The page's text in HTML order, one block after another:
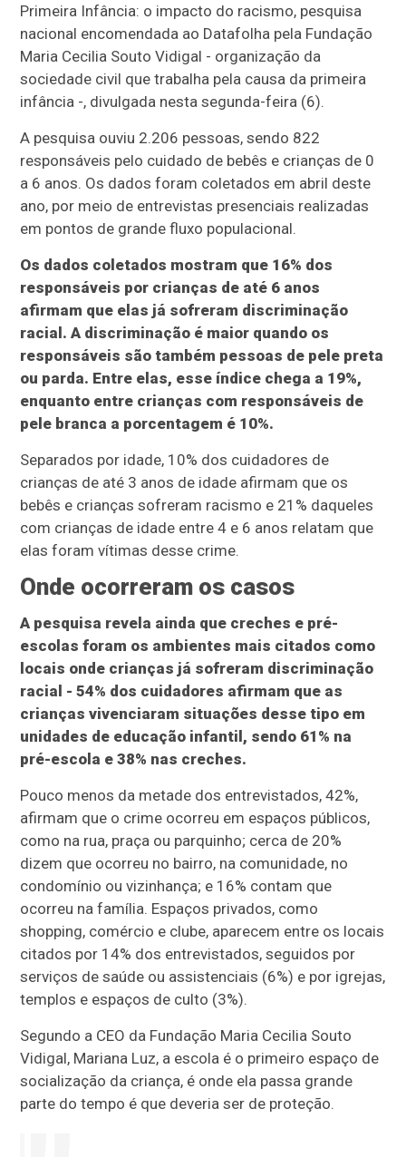
Primeira Infância: o impacto do racismo, pesquisa
nacional encomendada ao Datafolha pela Fundação
Maria Cecilia Souto Vidigal - organização da
sociedade civil que trabalha pela causa da primeira
infância -, divulgada nesta segunda-feira (6).
A pesquisa ouviu 2.206 pessoas, sendo 822
responsáveis pelo cuidado de bebês e crianças de 0
a 6 anos. Os dados foram coletados em abril deste
ano, por meio de entrevistas presenciais realizadas
em pontos de grande fluxo populacional.
Os dados coletados mostram que 16% dos
responsáveis por crianças de até 6 anos
afirmam que elas já sofreram discriminação
racial. A discriminação é maior quando os
responsáveis são também pessoas de pele preta
ou parda. Entre elas, esse índice chega a 19%,
enquanto entre crianças com responsáveis de
pele branca a porcentagem é 10%.
Separados por idade, 10% dos cuidadores de
crianças de até 3 anos de idade afirmam que os
bebês e crianças sofreram racismo e 21% daqueles
com crianças de idade entre 4 e 6 anos relatam que
elas foram vítimas desse crime.
Onde ocorreram os casos
A pesquisa revela ainda que creches e pré-
escolas foram os ambientes mais citados como
locais onde crianças já sofreram discriminação
racial - 54% dos cuidadores afirmam que as
crianças vivenciaram situações desse tipo em
unidades de educação infantil, sendo 61% na
pré-escola e 38% nas creches.
Pouco menos da metade dos entrevistados, 42%,
afirmam que o crime ocorreu em espaços públicos,
como na rua, praça ou parquinho; cerca de 20%
dizem que ocorreu no bairro, na comunidade, no
condomínio ou vizinhança; e 16% contam que
ocorreu na família. Espaços privados, como
shopping, comércio e clube, aparecem entre os locais
citados por 14% dos entrevistados, seguidos por
serviços de saúde ou assistenciais (6%) e por igrejas,
templos e espaços de culto (3%).
Segundo a CEO da Fundação Maria Cecilia Souto
Vidigal, Mariana Luz, a escola é o primeiro espaço de
socialização da criança, é onde ela passa grande
parte do tempo é que deveria ser de proteção.